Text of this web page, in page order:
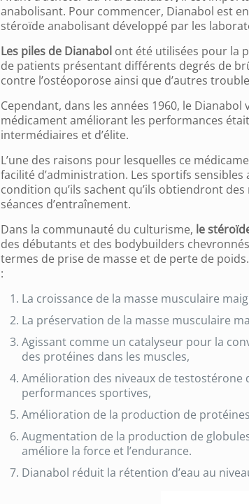
anabolisant. Pour commencer, Dianabol est
stéroïde anabolisant développé par les
Les piles de Dianabol ont été utilisées pour la
de patients présentant différents degrés de
contre l’ostéoporose ainsi que d’autres
Cependant, dans les années 1960, le
médicament améliorant les performances
intermédiaires et d’élite.
L’une des raisons pour lesquelles ce
facilité d’administration. Les sportifs
condition qu’ils sachent qu’ils obtiendront
séances d’entraînement.
Dans la communauté du culturisme, le
des débutants et des bodybuilders
termes de prise de masse et de perte de
:
La croissance de la masse musculaire
La préservation de la masse musculaire
Agissant comme un catalyseur pour la
des protéines dans les muscles,
Amélioration des niveaux de testostérone
performances sportives,
Amélioration de la production de
Augmentation de la production de
améliore la force et l’endurance.
Dianabol réduit la rétention d’eau au